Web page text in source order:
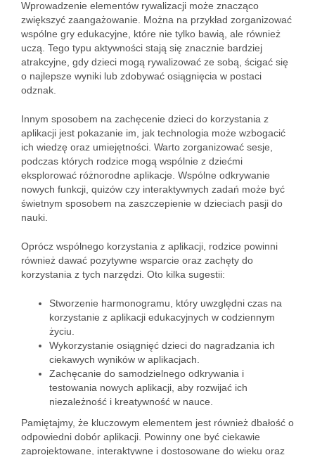
Wprowadzenie elementów rywalizacji może znacząco
zwiększyć zaangażowanie. Można na przykład zorganizować
wspólne gry edukacyjne, które nie tylko bawią, ale również
uczą. Tego typu aktywności stają się znacznie bardziej
atrakcyjne, gdy dzieci mogą rywalizować ze sobą, ścigać się
o najlepsze wyniki lub zdobywać osiągnięcia w postaci
odznak.
Innym sposobem na zachęcenie dzieci do korzystania z
aplikacji jest pokazanie im, jak technologia może wzbogacić
ich wiedzę oraz umiejętności. Warto zorganizować sesje,
podczas których rodzice mogą wspólnie z dziećmi
eksplorować różnorodne aplikacje. Wspólne odkrywanie
nowych funkcji, quizów czy interaktywnych zadań może być
świetnym sposobem na zaszczepienie w dzieciach pasji do
nauki.
Oprócz wspólnego korzystania z aplikacji, rodzice powinni
również dawać pozytywne wsparcie oraz zachęty do
korzystania z tych narzędzi. Oto kilka sugestii:
Stworzenie harmonogramu, który uwzględni czas na
korzystanie z aplikacji edukacyjnych w codziennym
życiu.
Wykorzystanie osiągnięć dzieci do nagradzania ich
ciekawych wyników w aplikacjach.
Zachęcanie do samodzielnego odkrywania i
testowania nowych aplikacji, aby rozwijać ich
niezależność i kreatywność w nauce.
Pamiętajmy, że kluczowym elementem jest również dbałość o
odpowiedni dobór aplikacji. Powinny one być ciekawie
zaprojektowane, interaktywne i dostosowane do wieku oraz